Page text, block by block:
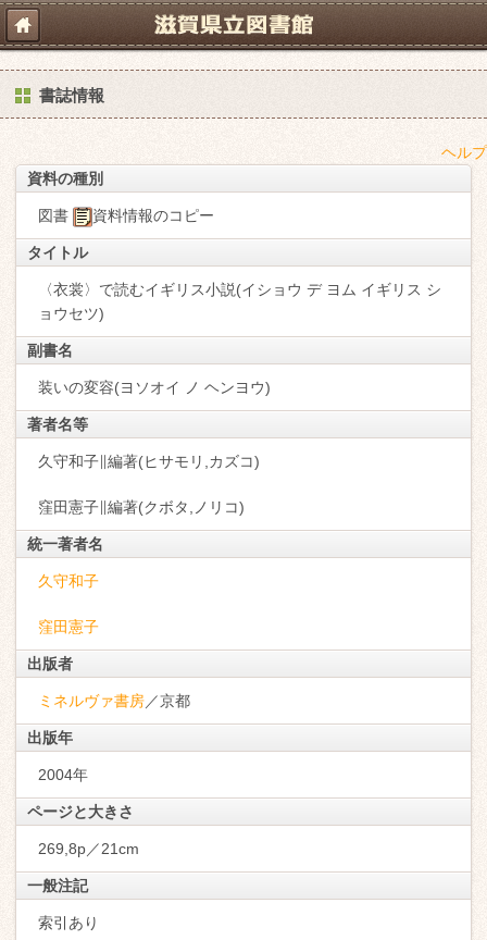
書誌情報
ヘルプ
資料の種別
図書 資料情報のコピー
タイトル
〈衣裳〉で読むイギリス小説(イショウ デ ヨム イギリス シ
ョウセツ)
副書名
装いの変容(ヨソオイ ノ ヘンヨウ)
著者名等
久守和子∥編著(ヒサモリ,カズコ)
窪田憲子∥編著(クボタ,ノリコ)
統一著者名
久守和子
窪田憲子
出版者
ミネルヴァ書房／京都
出版年
2004年
ページと大きさ
269,8p／21cm
一般注記
索引あり